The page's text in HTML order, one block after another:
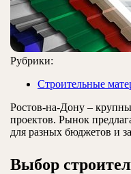
Рубрики:
Строительные
Ростов-на-Дону –
проектов. Рынок
для разных бюджетов и
Выбор